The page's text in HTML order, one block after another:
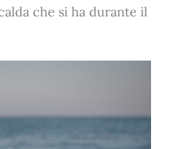
che si ha durante il